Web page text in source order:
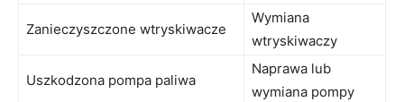
Zanieczyszczone wtryskiwacze
Wymiana‍
wtryskiwaczy
Uszkodzona ⁢pompa paliwa
Naprawa⁣ lub⁢
wymiana pompy